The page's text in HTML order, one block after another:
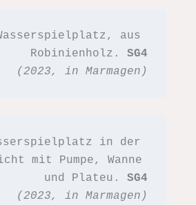
aus
Robinienholz. SG4
(2023, in Marmagen)
in der
mit Pumpe, Wanne
und Plateu. SG4
(2023, in Marmagen)